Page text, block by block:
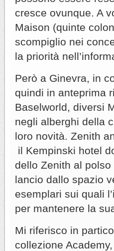
cresce ovunque. A
Maison (quinte
scompiglio nei
la priorità
Però a Ginevra, in
quindi in anteprima
Baselworld, diversi
negli alberghi della
loro novità. Zenith
il Kempinski hotel
dello Zenith al
lancio dallo spazio
esemplari sui quali
per mantenere la
Mi riferisco in
collezione